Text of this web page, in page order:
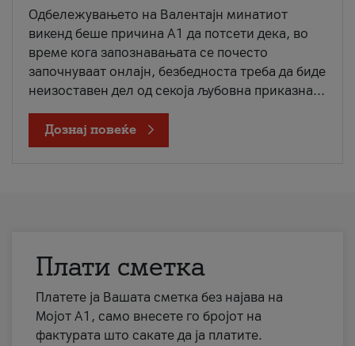
Одбележувањето на Валентајн минатиот
викенд беше причина А1 да потсети дека, во
време кога запознавањата се почесто
започнуваат онлајн, безбедноста треба да биде
неизоставен дел од секоја љубовна приказна...
Дознај повеќе
Плати сметка
Платете ја Вашата сметка без најава на
Мојот А1, само внесете го бројот на
фактурата што сакате да ја платите.